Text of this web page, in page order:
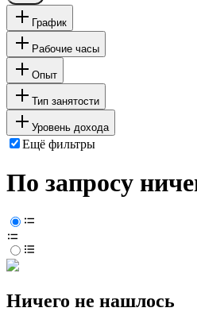
График
Рабочие часы
Опыт
Тип занятости
Уровень дохода
Ещё фильтры
По запросу
Ничего не нашлось